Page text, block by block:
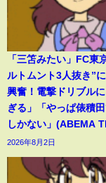
「三笘みたい」FC東
ルトムント3人抜き”
興奮！電撃ドリブル
ぎる」「やっぱ俵積
しかない」(ABEMA
2026年8月2日